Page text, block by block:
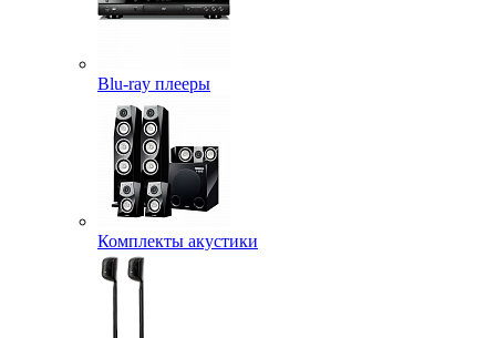
Blu-ray плееры
Комплекты акустики